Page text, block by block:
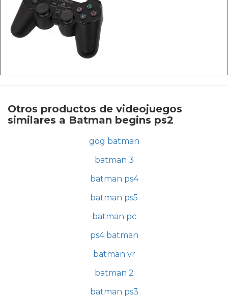
Otros productos de videojuegos
similares a Batman begins ps2
gog batman
batman 3
batman ps4
batman ps5
batman pc
ps4 batman
batman vr
batman 2
batman ps3